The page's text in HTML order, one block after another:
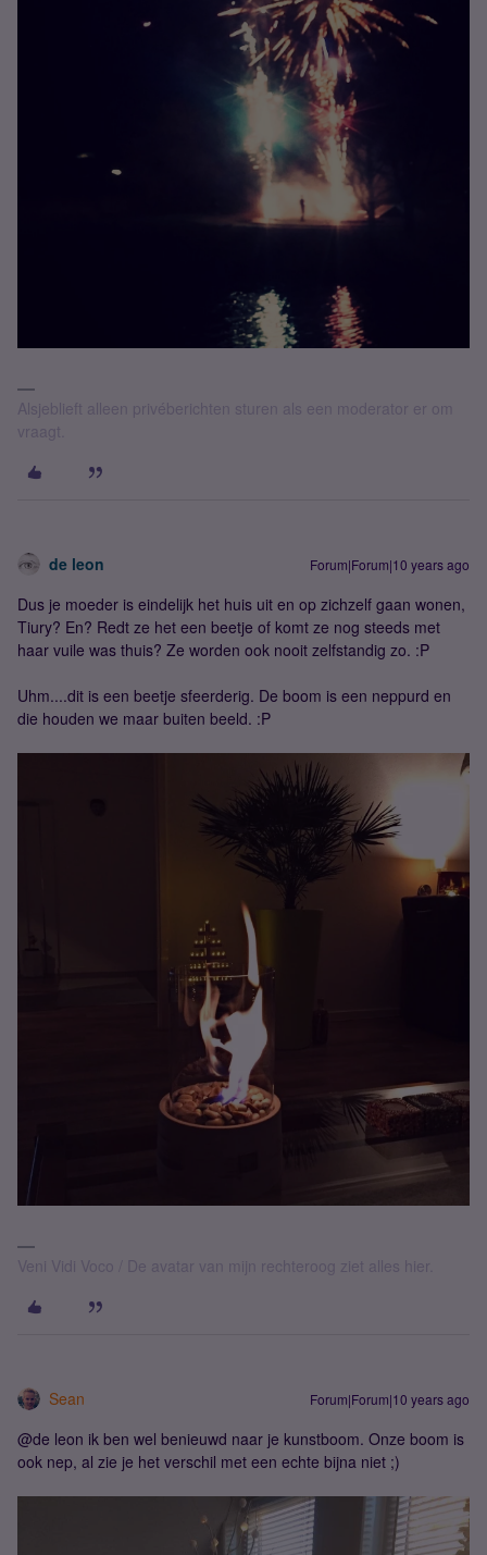
Alsjeblieft alleen privéberichten sturen als een moderator er om
vraagt.
de leon Forum|Forum|10 years ago
Dus je moeder is eindelijk het huis uit en op zichzelf gaan wonen,
Tiury? En? Redt ze het een beetje of komt ze nog steeds met
haar vuile was thuis? Ze worden ook nooit zelfstandig zo. :P
Uhm....dit is een beetje sfeerderig. De boom is een neppurd en
die houden we maar buiten beeld. :P
Veni Vidi Voco / De avatar van mijn rechteroog ziet alles hier.
Sean Forum|Forum|10 years ago
@de leon ik ben wel benieuwd naar je kunstboom. Onze boom is
ook nep, al zie je het verschil met een echte bijna niet ;)